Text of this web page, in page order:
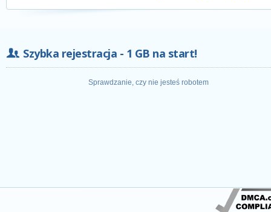
Szybka rejestracja - 1 GB na start!
Sprawdzanie, czy nie jesteś robotem